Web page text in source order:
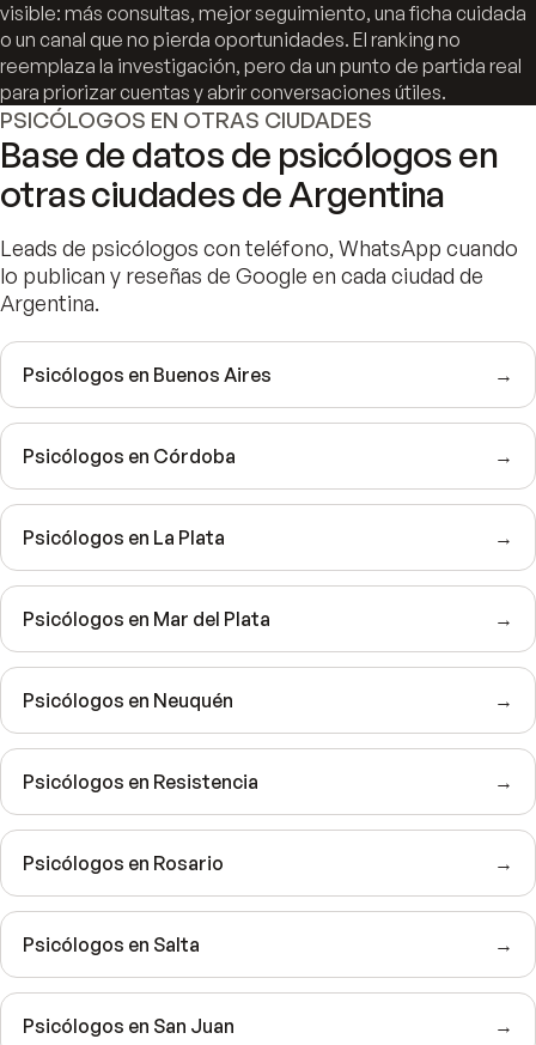
visible: más consultas, mejor seguimiento, una ficha cuidada
o un canal que no pierda oportunidades. El ranking no
reemplaza la investigación, pero da un punto de partida real
para priorizar cuentas y abrir conversaciones útiles.
PSICÓLOGOS EN OTRAS CIUDADES
Base de datos de psicólogos en
otras ciudades de Argentina
Leads de psicólogos con teléfono, WhatsApp cuando
lo publican y reseñas de Google en cada ciudad de
Argentina.
Psicólogos en Buenos Aires →
Psicólogos en Córdoba →
Psicólogos en La Plata →
Psicólogos en Mar del Plata →
Psicólogos en Neuquén →
Psicólogos en Resistencia →
Psicólogos en Rosario →
Psicólogos en Salta →
Psicólogos en San Juan →